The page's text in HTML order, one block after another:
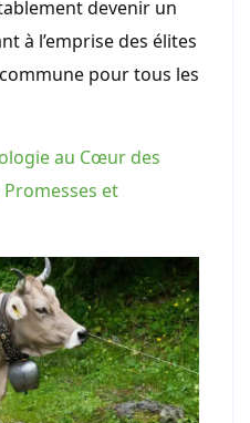
devenir un
à l’emprise des élites
pour tous les
au Cœur des
et